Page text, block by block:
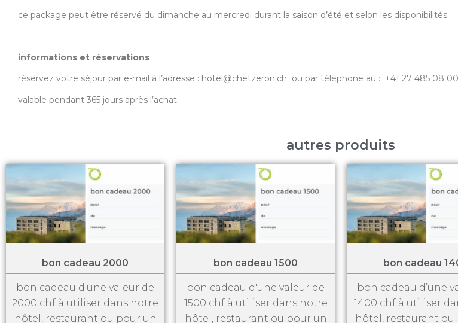
ce package peut être réservé du dimanche au mercredi durant la saison d’été et selon les disponibilités
informations et réservations
réservez votre séjour par e-mail à l’adresse : hotel@chetzeron.ch ou par téléphone au : +41 27 485 08 00
valable pendant 365 jours après l’achat
autres produits
bon cadeau 2000
bon cadeau d'une valeur de
2000 chf à utiliser dans notre
hôtel, restaurant ou pour un
bon cadeau 1500
bon cadeau d'une valeur de
1500 chf à utiliser dans notre
hôtel, restaurant ou pour un
bon cadeau
bon cadeau d’une
1400 chf à utiliser
hôtel, restaurant ou